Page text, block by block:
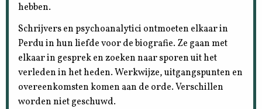
hebben.
Schrijvers en psychoanalytici ontmoeten elkaar in
Perdu in hun liefde voor de biografie. Ze gaan met
elkaar in gesprek en zoeken naar sporen uit het
verleden in het heden. Werkwijze, uitgangspunten en
overeenkomsten komen aan de orde. Verschillen
worden niet geschuwd.